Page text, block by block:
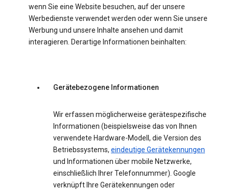
wenn Sie eine Website besuchen, auf der unsere
Werbedienste verwendet werden oder wenn Sie unsere
Werbung und unsere Inhalte ansehen und damit
interagieren. Derartige Informationen beinhalten:
Gerätebezogene Informationen
Wir erfassen möglicherweise gerätespezifische
Informationen (beispielsweise das von Ihnen
verwendete Hardware-Modell, die Version des
Betriebssystems, eindeutige Gerätekennungen
und Informationen über mobile Netzwerke,
einschließlich Ihrer Telefonnummer). Google
verknüpft Ihre Gerätekennungen oder